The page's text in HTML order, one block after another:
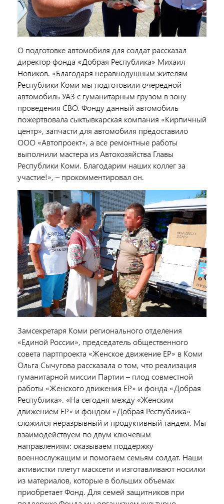
О подготовке автомобиля для солдат рассказал
директор фонда «Добрая Республика» Михаил
Новиков. «Благодаря неравнодушным жителям
Республики Коми мы подготовили очередной
автомобиль УАЗ с гуманитарным грузом в зону
проведения СВО. Фонду данный автомобиль
пожертвовала сыктывкарская компания «Кирпичный
центр», запчасти для автомобиля предоставило
ООО «Автопроект», а все ремонтные работы
выполнили мастера из Автохозяйства Главы
Республики Коми. Благодарим наших коллег за
участие!», – прокомментировал он.
Замсекретаря Коми регионального отделения
«Единой России», председатель общественного
совета партпроекта «Женское движение ЕР» в Коми
Ольга Сычугова рассказала о том, что реализация
гуманитарной миссии Партии – плод совместной
работы «Женского движения ЕР» и фонда «Добрая
Республика». «На сегодня между «Женским
движением ЕР» и фондом «Добрая Республика»
сложился неразрывный и продуктивный тандем. Мы
взаимодействуем по двум ключевым
направлениям: оказываем поддержку
военнослужащим и помогаем семьям солдат. Наши
активистки плетут масксети и изготавливают носилки
из материалов, которые в больших объемах
приобретает Фонд. Для семей защитников при